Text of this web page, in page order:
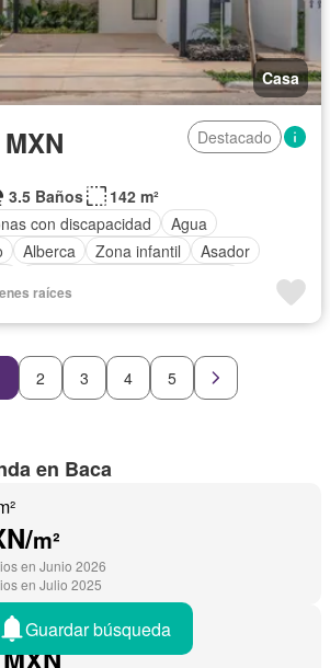
Casa
Destacado
3.5 Baños
142 m²
con discapacidad
Agua
Alberca Zona infantil
Asador
Seguridad Terraza
Wifi
raíces
2 3 4 5
en Baca
m²
en Junio 2026
en Julio 2025
vivienda
Guardar búsqueda